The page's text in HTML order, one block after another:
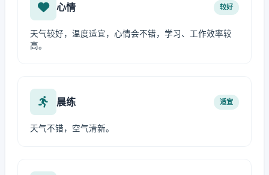
心情 较好
天气较好，温度适宜，心情会不错，学习、工作效率较
高。
晨练 适宜
天气不错，空气清新。